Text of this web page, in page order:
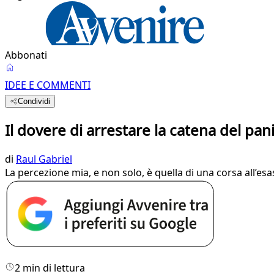
Abbonati
IDEE E COMMENTI
Condividi
Il dovere di arrestare la catena del
di Raul Gabriel
La percezione mia, e non solo, è quella di una corsa
2 min di lettura